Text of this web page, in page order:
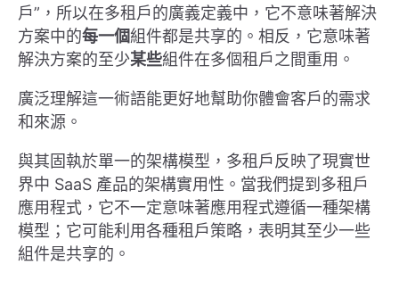
戶”，所以在多租戶的廣義定義中，它不意味著解決
方案中的每一個組件都是共享的。相反，它意味著
解決方案的至少某些組件在多個租戶之間重用。
廣泛理解這一術語能更好地幫助你體會客戶的需求
和來源。
與其固執於單一的架構模型，多租戶反映了現實世
界中 SaaS 產品的架構實用性。當我們提到多租戶
應用程式，它不一定意味著應用程式遵循一種架構
模型；它可能利用各種租戶策略，表明其至少一些
組件是共享的。